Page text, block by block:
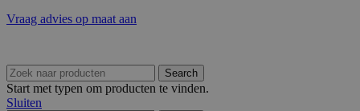
Vraag advies op maat aan
Search
Start met typen om producten te vinden.
Sluiten